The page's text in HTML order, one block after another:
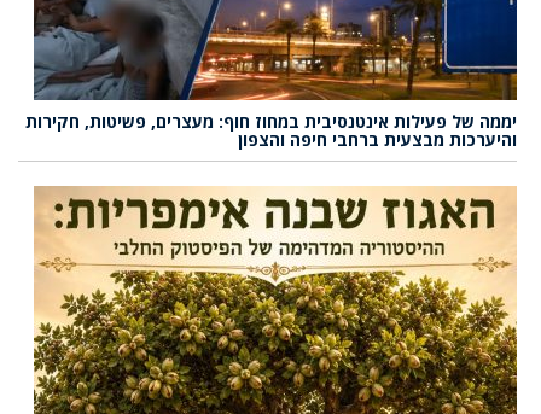
יממה של פעילות אינטנסיבית במחוז חוף: מעצרים, פשיטות, חקירות
והיערכות מבצעית ברחבי חיפה והצפון